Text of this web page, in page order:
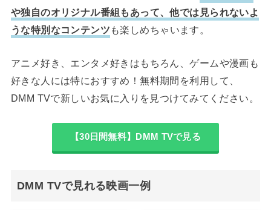
や独自のオリジナル番組もあって、他では見られないよ
うな特別なコンテンツ も楽しめちゃいます。
アニメ好き、エンタメ好きはもちろん、ゲームや漫画も
好きな人には特におすすめ！無料期間を利用して、
DMM TVで新しいお気に入りを見つけてみてください。
【30日間無料】DMM TVで見る
DMM TVで見れる映画一例